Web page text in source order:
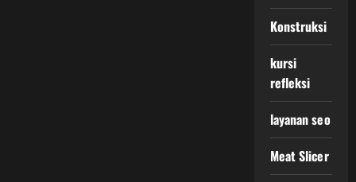
Konstruksi
kursi
refleksi
layanan seo
Meat Slicer